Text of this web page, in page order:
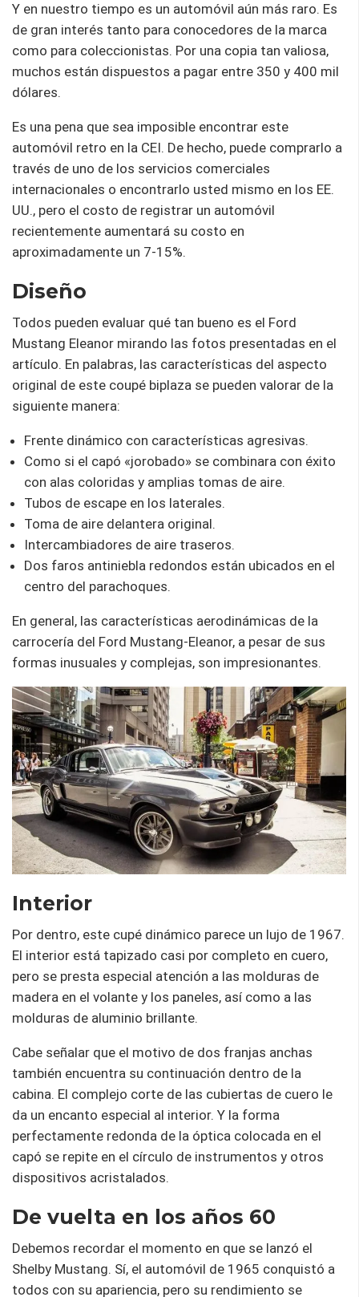
Y en nuestro tiempo es un automóvil aún más raro. Es
de gran interés tanto para conocedores de la marca
como para coleccionistas. Por una copia tan valiosa,
muchos están dispuestos a pagar entre 350 y 400 mil
dólares.
Es una pena que sea imposible encontrar este
automóvil retro en la CEI. De hecho, puede comprarlo a
través de uno de los servicios comerciales
internacionales o encontrarlo usted mismo en los EE.
UU., pero el costo de registrar un automóvil
recientemente aumentará su costo en
aproximadamente un 7-15%.
Diseño
Todos pueden evaluar qué tan bueno es el Ford
Mustang Eleanor mirando las fotos presentadas en el
artículo. En palabras, las características del aspecto
original de este coupé biplaza se pueden valorar de la
siguiente manera:
Frente dinámico con características agresivas.
Como si el capó «jorobado» se combinara con éxito
con alas coloridas y amplias tomas de aire.
Tubos de escape en los laterales.
Toma de aire delantera original.
Intercambiadores de aire traseros.
Dos faros antiniebla redondos están ubicados en el
centro del parachoques.
En general, las características aerodinámicas de la
carrocería del Ford Mustang-Eleanor, a pesar de sus
formas inusuales y complejas, son impresionantes.
Interior
Por dentro, este cupé dinámico parece un lujo de 1967.
El interior está tapizado casi por completo en cuero,
pero se presta especial atención a las molduras de
madera en el volante y los paneles, así como a las
molduras de aluminio brillante.
Cabe señalar que el motivo de dos franjas anchas
también encuentra su continuación dentro de la
cabina. El complejo corte de las cubiertas de cuero le
da un encanto especial al interior. Y la forma
perfectamente redonda de la óptica colocada en el
capó se repite en el círculo de instrumentos y otros
dispositivos acristalados.
De vuelta en los años 60
Debemos recordar el momento en que se lanzó el
Shelby Mustang. Sí, el automóvil de 1965 conquistó a
todos con su apariencia, pero su rendimiento se